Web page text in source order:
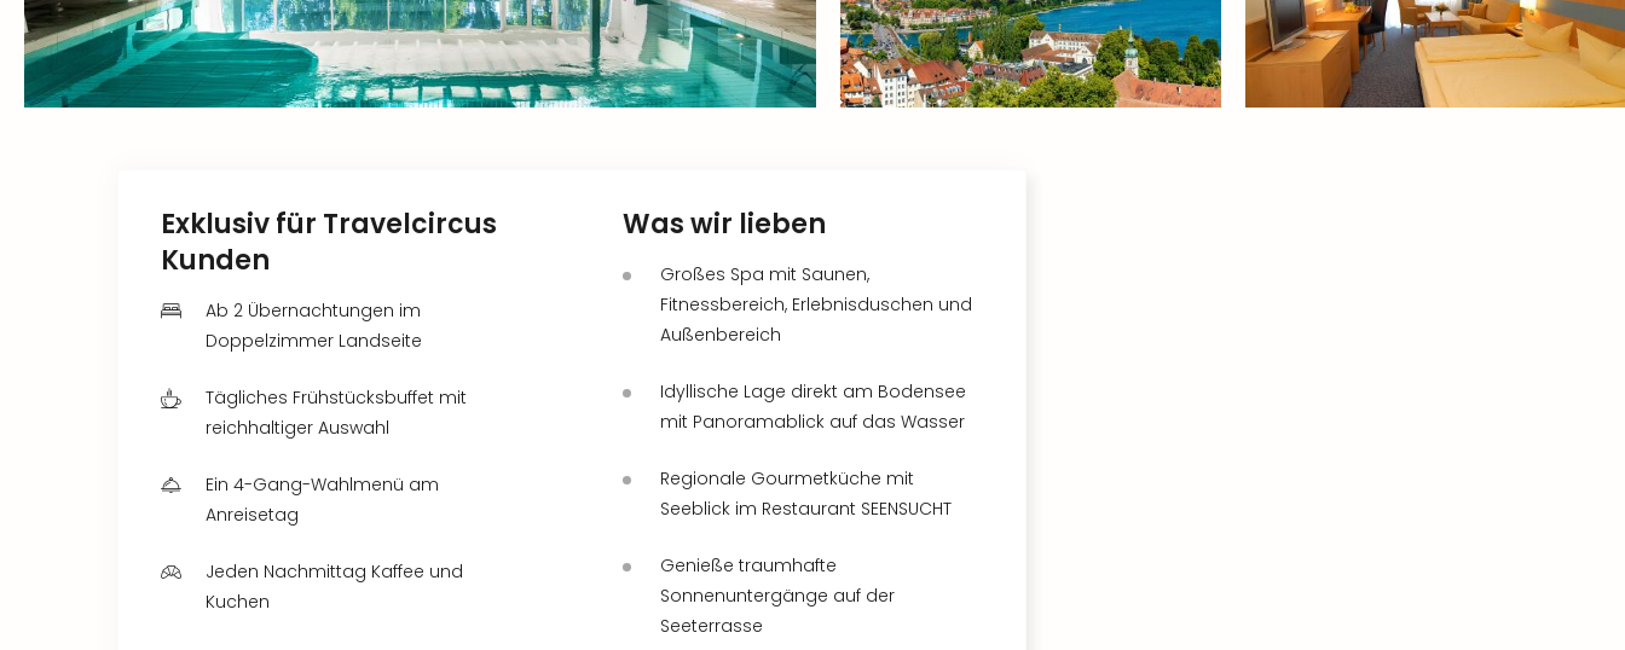
Exklusiv für Travelcircus
Kunden
Ab 2 Übernachtungen im
Doppelzimmer Landseite
Tägliches Frühstücksbuffet mit
reichhaltiger Auswahl
Ein 4-Gang-Wahlmenü am
Anreisetag
Jeden Nachmittag Kaffee und
Kuchen
Was wir lieben
Großes Spa mit Saunen,
Fitnessbereich, Erlebnisduschen und
Außenbereich
Idyllische Lage direkt am Bodensee
mit Panoramablick auf das Wasser
Regionale Gourmetküche mit
Seeblick im Restaurant SEENSUCHT
Genieße traumhafte
Sonnenuntergänge auf der
Seeterrasse